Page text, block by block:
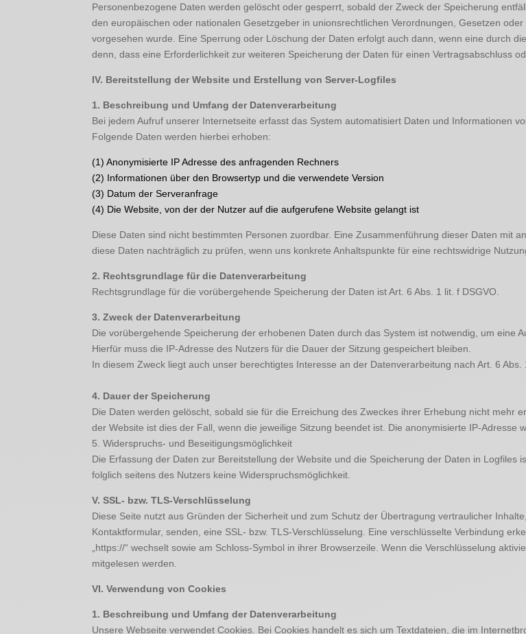
Personenbezogene Daten werden gelöscht oder gesperrt, sobald der Zweck der Speicherung
den europäischen oder nationalen Gesetzgeber in unionsrechtlichen Verordnungen, Gesetzen
vorgesehen wurde. Eine Sperrung oder Löschung der Daten erfolgt auch dann, wenn eine durch
denn, dass eine Erforderlichkeit zur weiteren Speicherung der Daten für einen Vertragsabschluss
IV. Bereitstellung der Website und Erstellung von Server-Logfiles
1. Beschreibung und Umfang der Datenverarbeitung
Bei jedem Aufruf unserer Internetseite erfasst das System automatisiert Daten und Informationen
Folgende Daten werden hierbei erhoben:
(1) Anonymisierte IP Adresse des anfragenden Rechners
(2) Informationen über den Browsertyp und die verwendete Version
(3) Datum der Serveranfrage
(4) Die Website, von der der Nutzer auf die aufgerufene Website gelangt ist
Diese Daten sind nicht bestimmten Personen zuordbar. Eine Zusammenführung dieser Daten mit
diese Daten nachträglich zu prüfen, wenn uns konkrete Anhaltspunkte für eine rechtswidrige
2. Rechtsgrundlage für die Datenverarbeitung
Rechtsgrundlage für die vorübergehende Speicherung der Daten ist Art. 6 Abs. 1 lit. f DSGVO.
3. Zweck der Datenverarbeitung
Die vorübergehende Speicherung der erhobenen Daten durch das System ist notwendig, um eine
Hierfür muss die IP-Adresse des Nutzers für die Dauer der Sitzung gespeichert bleiben.
In diesem Zweck liegt auch unser berechtigtes Interesse an der Datenverarbeitung nach Art. 6 Abs.
4. Dauer der Speicherung
Die Daten werden gelöscht, sobald sie für die Erreichung des Zweckes ihrer Erhebung nicht mehr
der Website ist dies der Fall, wenn die jeweilige Sitzung beendet ist. Die anonymisierte IP-Adresse
5. Widerspruchs- und Beseitigungsmöglichkeit
Die Erfassung der Daten zur Bereitstellung der Website und die Speicherung der Daten in
folglich seitens des Nutzers keine Widerspruchsmöglichkeit.
V. SSL- bzw. TLS-Verschlüsselung
Diese Seite nutzt aus Gründen der Sicherheit und zum Schutz der Übertragung vertraulicher
Kontaktformular, senden, eine SSL- bzw. TLS-Verschlüsselung. Eine verschlüsselte Verbindung
„https://“ wechselt sowie am Schloss-Symbol in ihrer Browserzeile. Wenn die Verschlüsselung
mitgelesen werden.
VI. Verwendung von Cookies
1. Beschreibung und Umfang der Datenverarbeitung
Unsere Webseite verwendet Cookies. Bei Cookies handelt es sich um Textdateien, die im